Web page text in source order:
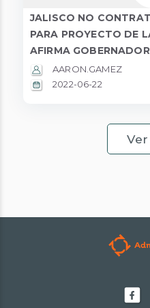
JALISCO NO
PARA PROYECTO DE
AFIRMA
AARON.GAMEZ
2022-06-22